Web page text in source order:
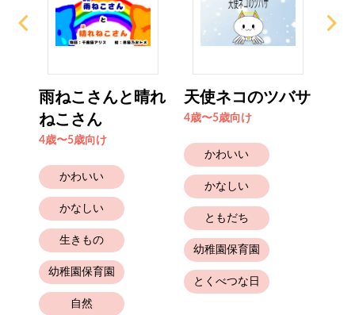
雨ねこさんと晴れ
ねこさん
4歳〜5歳向け
かわいい
かなしい
生きもの
幼稚園保育園
自然
天使ネコのツバサ
4歳〜5歳向け
かわいい
かなしい
ともだち
幼稚園保育園
とくべつな日